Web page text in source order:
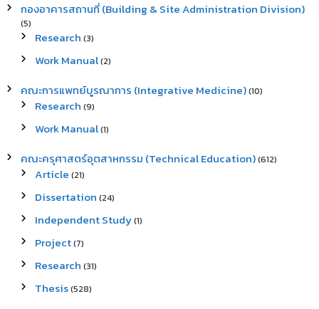
กองอาคารสถานที่ (Building & Site Administration Division)
(5)
Research (3)
Work Manual(2)
คณะการแพทย์บูรณาการ (Integrative Medicine)(10)
Research (9)
Work Manual(1)
คณะครุศาสตร์อุตสาหกรรม (Technical Education)(612)
Article (21)
Dissertation (24)
Independent Study(1)
Project(7)
Research (31)
Thesis(528)